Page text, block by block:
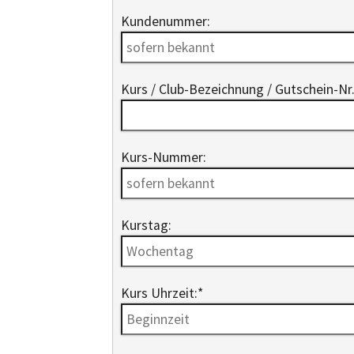
Kundenummer:
Kurs / Club-Bezeichnung / Gutschein-
Kurs-Nummer:
Kurstag:
Kurs Uhrzeit:*